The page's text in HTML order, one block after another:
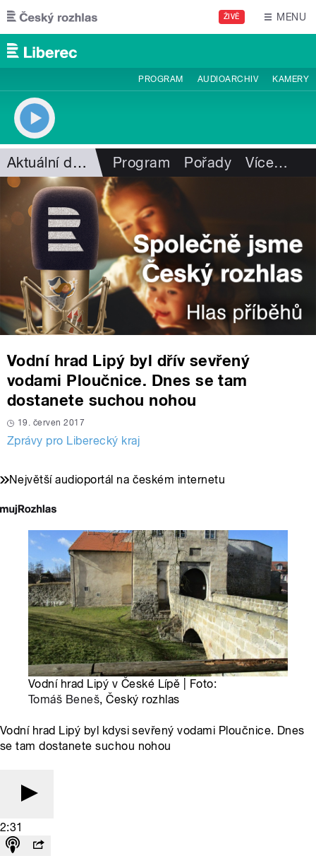
Přejít k hlavnímu obsahu
ŽIVĚ MENU
PROGRAM AUDIOARCHIV KAMERY
Aktuální dění Program Pořady Více…
Vodní hrad Lipý byl dřív sevřený
vodami Ploučnice. Dnes se tam
dostanete suchou nohou
19. červen 2017
Zprávy pro Liberecký kraj
Největší audioportál na českém internetu
Vodní hrad Lipý v České Lípě | Foto:
Tomáš Beneš, Český rozhlas
Vodní hrad Lipý byl kdysi sevřený vodami Ploučnice. Dnes
se tam dostanete suchou nohou
2:31